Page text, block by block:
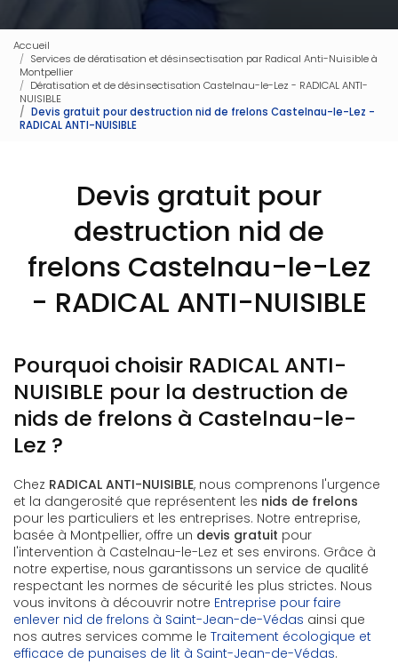
Accueil
Services de dératisation et désinsectisation par Radical Anti-Nuisible à
Montpellier
Dératisation et de désinsectisation Castelnau-le-Lez - RADICAL ANTI-
NUISIBLE
Devis gratuit pour destruction nid de frelons Castelnau-le-Lez -
RADICAL ANTI-NUISIBLE
Devis gratuit pour
destruction nid de
frelons Castelnau-le-Lez
- RADICAL ANTI-NUISIBLE
Pourquoi choisir RADICAL ANTI-
NUISIBLE pour la destruction de
nids de frelons à Castelnau-le-
Lez ?
Chez RADICAL ANTI-NUISIBLE, nous comprenons l'urgence
et la dangerosité que représentent les nids de frelons
pour les particuliers et les entreprises. Notre entreprise,
basée à Montpellier, offre un devis gratuit pour
l'intervention à Castelnau-le-Lez et ses environs. Grâce à
notre expertise, nous garantissons un service de qualité
respectant les normes de sécurité les plus strictes. Nous
vous invitons à découvrir notre Entreprise pour faire
enlever nid de frelons à Saint-Jean-de-Védas ainsi que
nos autres services comme le Traitement écologique et
efficace de punaises de lit à Saint-Jean-de-Védas.